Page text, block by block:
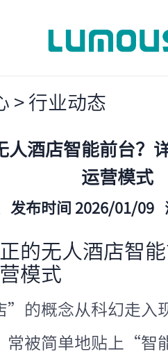
> 行业动态
人酒店智能前台？
运营模式
发布时间 2026/01/09
的无人酒店智
模式
”的概念从科幻走入
常被简单地贴上“智